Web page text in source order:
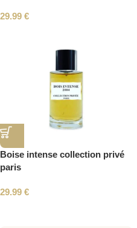
29.99 €
Boise intense collection privé
paris
29.99 €